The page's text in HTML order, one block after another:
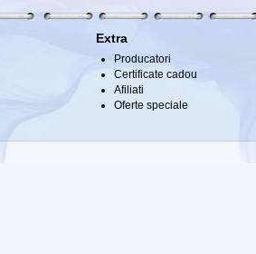
Extra
Producatori
Certificate cadou
Afiliati
Oferte speciale